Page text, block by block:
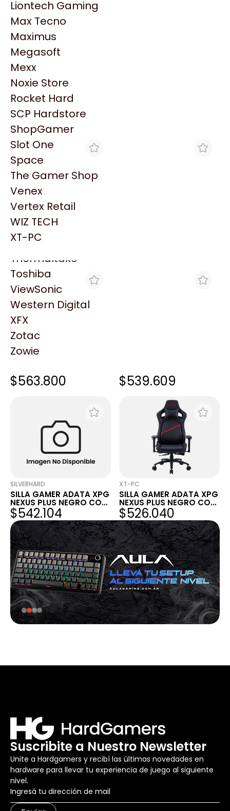
Logitech
MSI
NVIDIA GeForce
NZXT
PNY
Palit
Philips
PowerColor
Razer
Redragon
Samsung
Sandisk
Sapphire
Seagate
Sentey
Solarmax
Thermaltake
Toshiba
ViewSonic
Western Digital
XFX
Zotac
Zowie
Liontech Gaming
Max Tecno
Maximus
Megasoft
Mexx
Noxie Store
Rocket Hard
SCP Hardstore
ShopGamer
Slot One
Space
The Gamer Shop
Venex
Vertex Retail
WIZ TECH
XT-PC
Productos
Similares
Explorá más productos similares
BLACK
PLUS NEGRO CON ROJO
KATECH
$563.800 $539.609
SILVERHARD
SILLA GAMER ADATA XPG
NEXUS PLUS NEGRO CON
ROJO
$542.104
XT-PC
SILLA GAMER ADATA XPG
NEXUS PLUS NEGRO CON
ROJO
$526.040
Suscribite a Nuestro Newsletter
Unite a Hardgamers y recibí las últimas novedades en
hardware para llevar tu experiencia de juego al siguiente
nivel.